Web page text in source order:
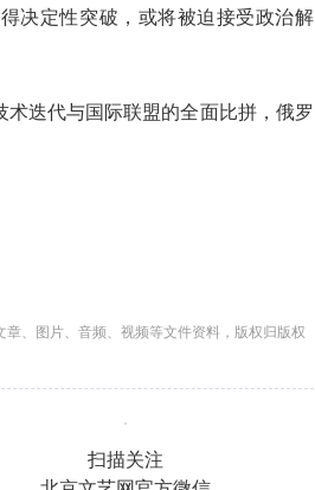
决定性突破，或将被迫接受政治解
迭代与国际联盟的全面比拼‌，俄罗
、图片、音频、视频等文件资料，版权归版权
扫描关注